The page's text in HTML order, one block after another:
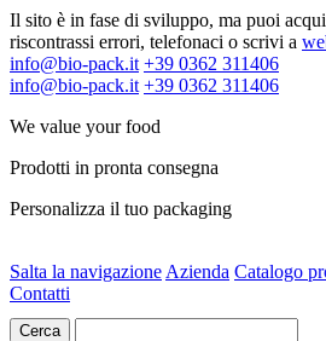
Il sito è in fase di sviluppo, ma puoi
riscontrassi errori, telefonaci o scrivi a
info@bio-pack.it +39 0362 311406
info@bio-pack.it +39 0362 311406
We value your food
Prodotti in pronta consegna
Personalizza il tuo packaging
Salta la navigazione Azienda Catalogo
Contatti
Cerca